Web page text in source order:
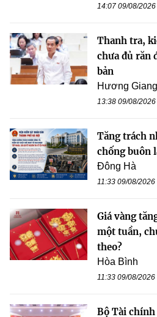
14:07 09/08/2026
Thanh tra,
chưa đủ răn
bản
Hương Giang
13:38 09/08/2026
Tăng trách
chống buôn
Đông Hà
11:33 09/08/2026
Giá vàng
một tuần,
theo?
Hòa Bình
11:33 09/08/2026
Bộ Tài chính